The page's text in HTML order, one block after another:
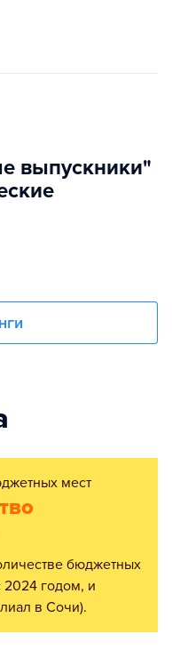
выпускники"
мест
2024 годом, и
в Сочи).